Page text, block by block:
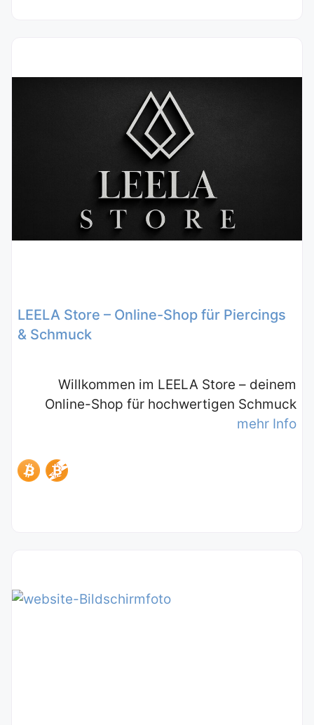
LEELA Store – Online-Shop für Piercings
& Schmuck
Willkommen im LEELA Store – deinem
Online-Shop für hochwertigen Schmuck
mehr Info